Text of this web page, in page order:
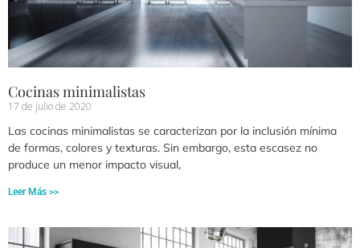
Cocinas minimalistas
17 de julio de 2020
Las cocinas minimalistas se caracterizan por la inclusión mínima
de formas, colores y texturas. Sin embargo, esta escasez no
produce un menor impacto visual,
Leer Más >>